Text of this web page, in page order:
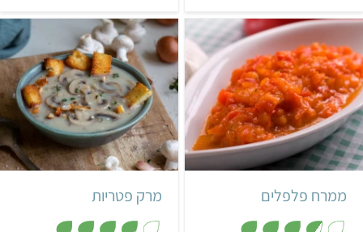
ם
ו
צ
מ
ח
ו
הרכיבים מייצר חגיגה בפה.
בונוס: עשיר בנוגדי חמצון
ובריא במיוחד!
סיבות להימנע מאכילת
ביצים. רוצים עוד מתכונים
טעימים וטיפים שווים? הרשמו
בחינם לאתגר 22.
קל
שעה
ממרח פלפלים
קל שעה ו-5 דקות
4 מנות
מרק פטריות